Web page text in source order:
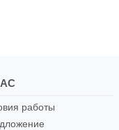
работы